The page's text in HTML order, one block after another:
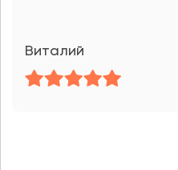
Виталий